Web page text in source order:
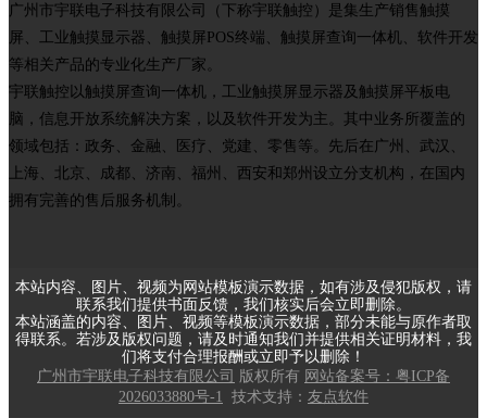
广州市宇联电子科技有限公司（下称宇联触控）是集生产销售触摸
屏、工业触摸显示器、触摸屏POS终端、触摸屏查询一体机、软件开发
等相关产品的专业化生产厂家。
宇联触控以触摸屏查询一体机，工业触摸屏显示器及触摸屏平板电
脑，信息开放系统解决方案，以及软件开发为主。其中业务所覆盖的
领域包括：政务、金融、医疗、党建、零售等。先后在广州、武汉、
上海、北京、成都、济南、福州、西安和郑州设立分支机构，在国内
拥有完善的售后服务机制。
本站内容、图片、视频为网站模板演示数据，如有涉及侵犯版权，请
联系我们提供书面反馈，我们核实后会立即删除。
本站涵盖的内容、图片、视频等模板演示数据，部分未能与原作者取
得联系。若涉及版权问题，请及时通知我们并提供相关证明材料，我
们将支付合理报酬或立即予以删除！
广州市宇联电子科技有限公司 版权所有 网站备案号：粤ICP备
2026033880号-1
技术支持： 友点软件